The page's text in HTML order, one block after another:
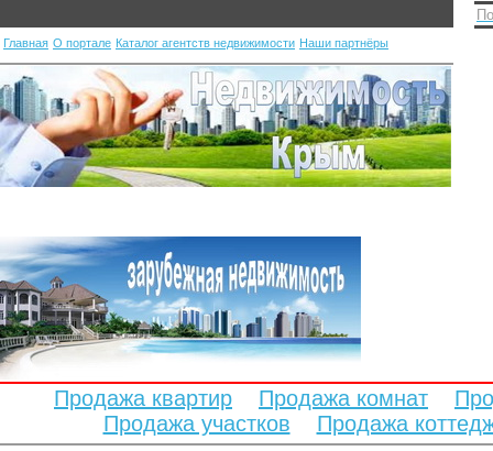
Главная О портале Каталог агентств недвижимости Наши партнёры
Продажа квартир Продажа комнат
Продажа участков
Продажа